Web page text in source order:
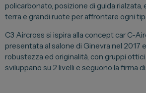
Il Gruppo Spazio
Impegno per il Sociale
Comunità Energetica
Sedi e Recapiti
policarbonato, posizione di guida rialzata,
terra e grandi ruote per affrontare ogni
C3 Aircross si ispira alla concept car C-
presentata al salone di Ginevra nel 2017
robustezza ed originalità, con gruppi
sviluppano su 2 livelli e seguono la firma